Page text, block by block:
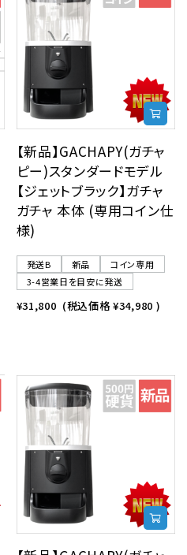
【新品】GACHAPY(ガチャ
ピー)スタンダードモデル
【ジェットブラック】ガチャ
ガチャ 本体 (専用コイン仕
様)
発送B 新品
コイン専用
3-4営業日を目安に発送
¥31,800 (税込価格¥34,980 )